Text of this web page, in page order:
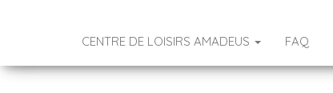
CENTRE DE LOISIRS AMADEUS FAQ